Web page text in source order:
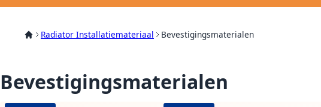
Radiator Installatiemateriaal Bevestigingsmaterialen
Bevestigingsmaterialen